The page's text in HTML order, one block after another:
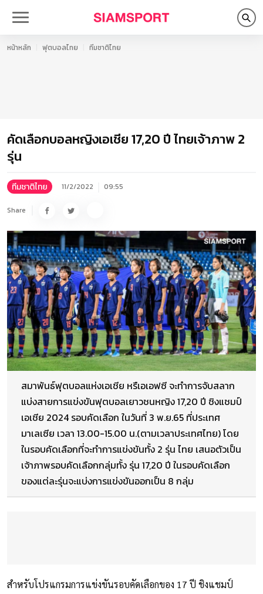
หน้าหลัก ฟุตบอลไทย ทีมชาติไทย
คัดเลือกบอลหญิงเอเชีย 17,20 ปี ไทยเจ้าภาพ 2
รุ่น
ทีมชาติไทย 11/2/2022 09:55
Share
สมาพันธ์ฟุตบอลแห่งเอเชีย หรืเอเอฟซี จะทำการจับสลาก
แบ่งสายการแข่งขันฟุตบอลเยาวชนหญิง 17,20 ปี ชิงแชมป์
เอเชีย 2024 รอบคัดเลือก ในวันที่ 3 พ.ย.65 ที่ประเทศ
มาเลเซีย เวลา 13.00-15.00 น.(ตามเวลาประเทศไทย) โดย
ในรอบคัดเลือกที่จะทำการแข่งขันทั้ง 2 รุ่น ไทย เสนอตัวเป็น
เจ้าภาพรอบคัดเลือกกลุ่มทั้ง รุ่น 17,20 ปี ในรอบคัดเลือก
ของแต่ละรุ่นจะแบ่งการแข่งขันออกเป็น 8 กลุ่ม
สำหรับโปรแกรมการแข่งขันรอบคัดเลือกของ 17 ปี ชิงแชมป์